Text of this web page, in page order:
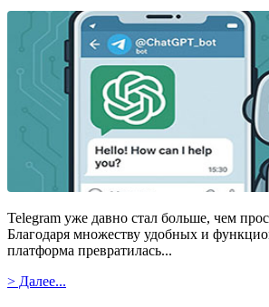
Telegram уже давно стал больше, чем
Благодаря множеству удобных и
платформа превратилась...
> Далее...